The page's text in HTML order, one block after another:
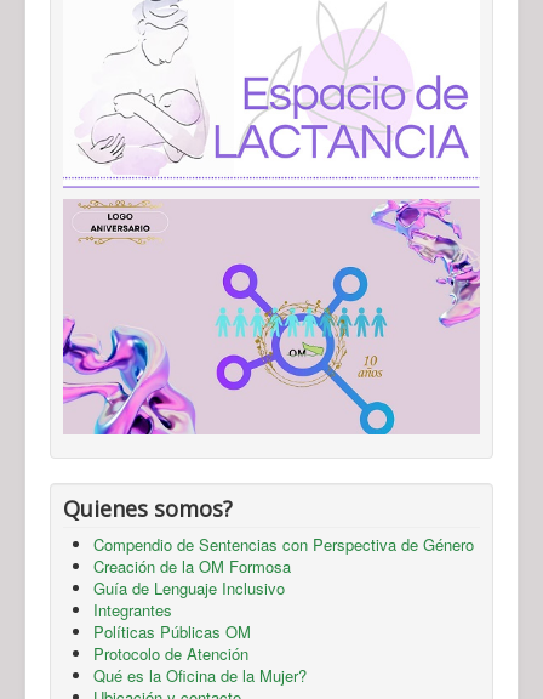
Quienes somos?
Compendio de Sentencias con Perspectiva de Género
Creación de la OM Formosa
Guía de Lenguaje Inclusivo
Integrantes
Políticas Públicas OM
Protocolo de Atención
Qué es la Oficina de la Mujer?